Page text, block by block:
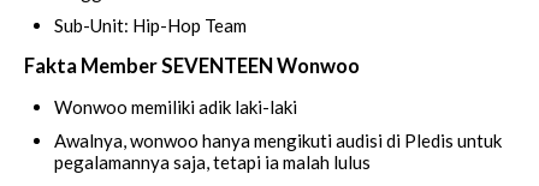
Sub-Unit: Hip-Hop Team
Fakta Member SEVENTEEN Wonwoo
Wonwoo memiliki adik laki-laki
Awalnya, wonwoo hanya mengikuti audisi di Pledis untuk
pegalamannya saja, tetapi ia malah lulus